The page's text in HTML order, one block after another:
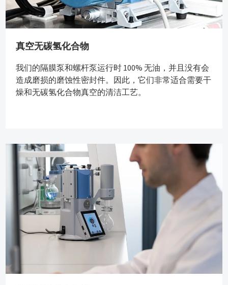
真空无碳氢化合物
我们的隔膜泵和螺杆泵运行时 100% 无油，并且没有会
造成磨损的磨蚀性密封件。因此，它们非常适合需要干
燥和无碳氢化合物真空的清洁工艺。